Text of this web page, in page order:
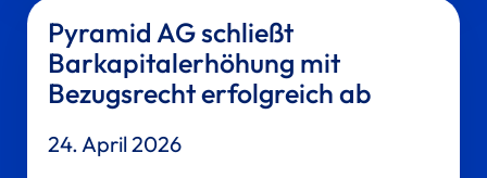
Pyramid AG schließt
Barkapitalerhöhung mit
Bezugsrecht erfolgreich ab
24. April 2026